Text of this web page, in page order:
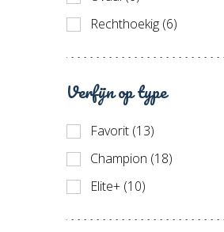
Rechthoekig (6)
Verfijn op type
Favorit (13)
Champion (18)
Elite+ (10)